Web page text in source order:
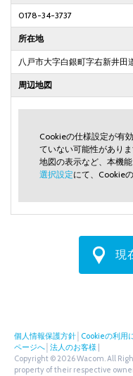
0178-34-3737
所在地
八戸市大字白銀町字右新井田
周辺地図
Cookieの仕様設定が有
ていない可能性がありま
地図の表示など、本機
選択設定にて、Cookie
現
個人情報保護方針 Cookieの利用
ページへ 法人のお客様
Copyright © 2026 Wacom. All
property of their respective